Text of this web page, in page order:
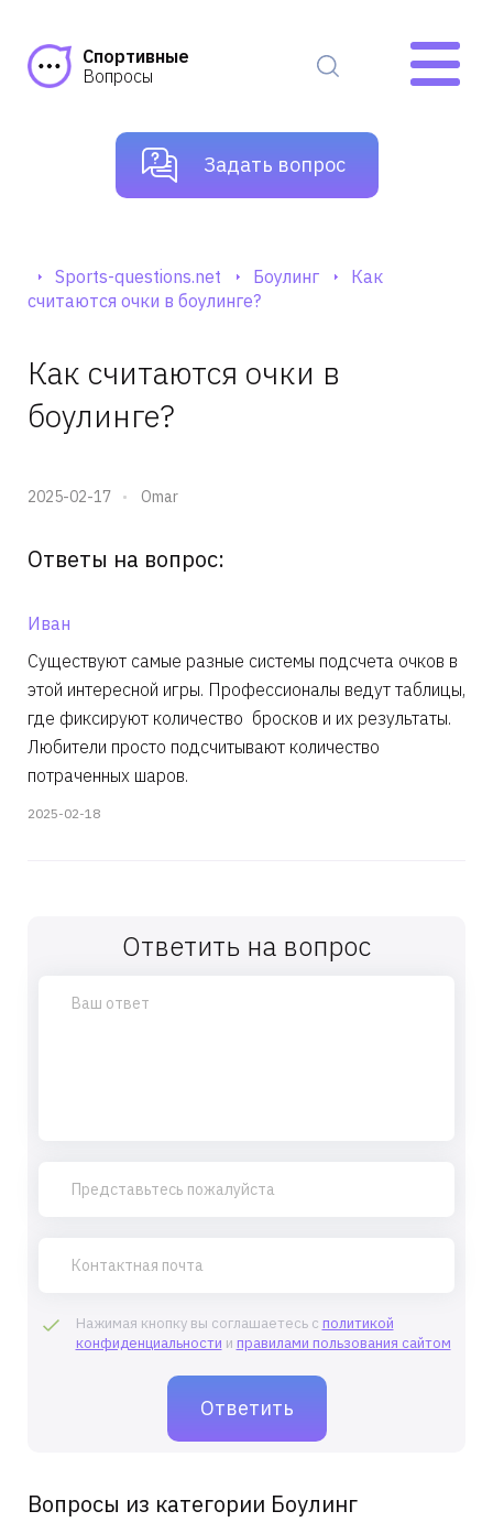
Спортивные
Вопросы
Задать вопрос
Sports-questions.net Боулинг
Как
считаются очки в боулинге?
Как считаются очки в
боулинге?
2025-02-17 Omar
Ответы на вопрос:
Иван
Существуют самые разные системы подсчета очков в
этой интересной игры. Профессионалы ведут таблицы,
где фиксируют количество бросков и их результаты.
Любители просто подсчитывают количество
потраченных шаров.
2025-02-18
Ответить на вопрос
Нажимая кнопку вы соглашаетесь с политикой
конфиденциальности и правилами пользования сайтом
Вопросы из категории Боулинг